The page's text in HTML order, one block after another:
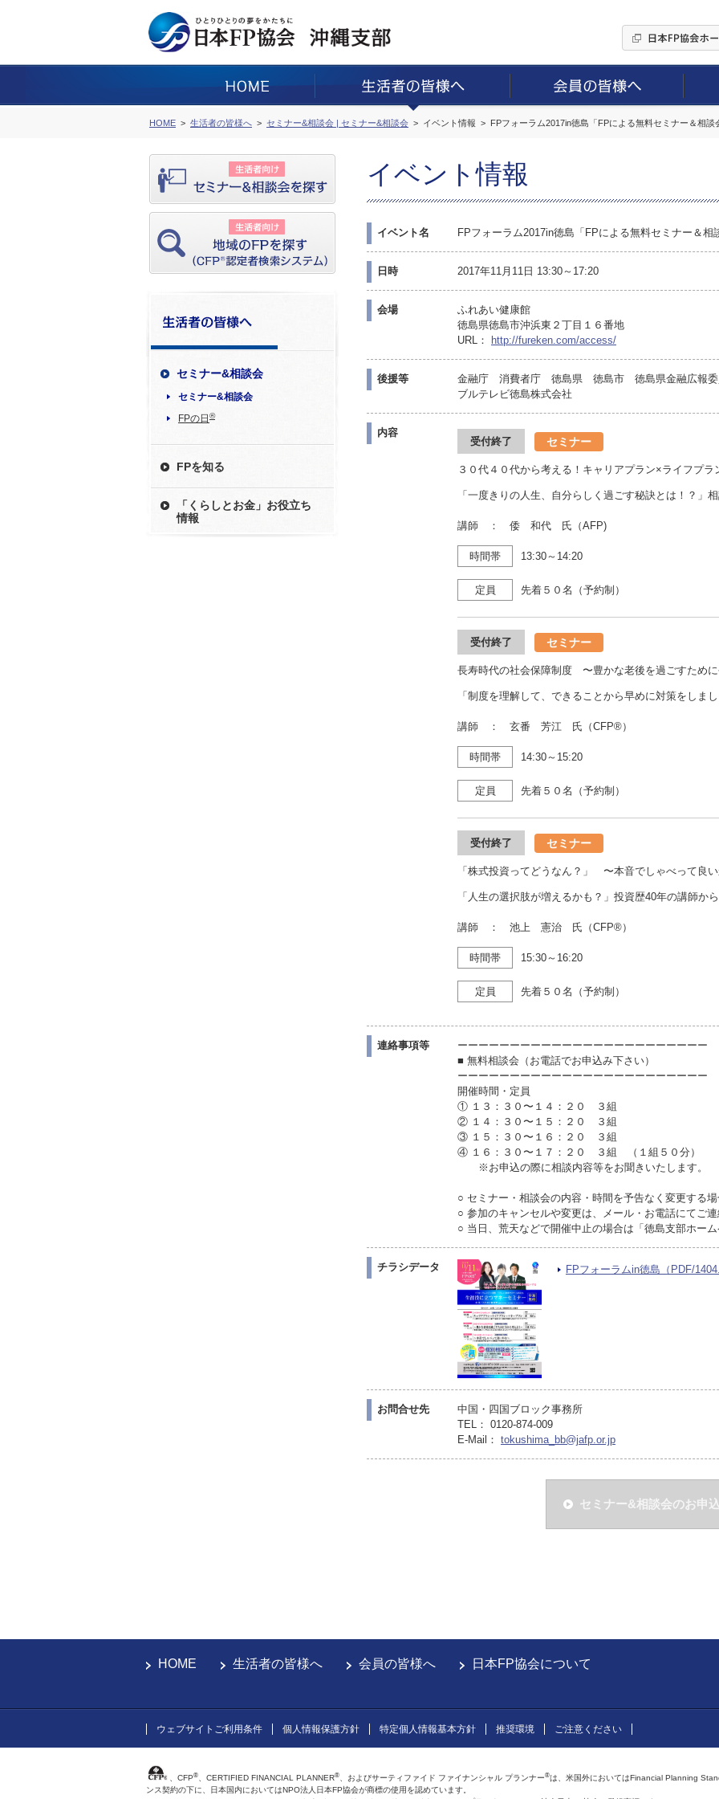
HOME 生活者の皆様へ セミナー&相談会 | セミナー&相談会 イベント情報 FPフォーラム2017in徳島「FPによる無料セミナー＆相談
セミナー&相談会
セミナー&相談会
FPの日 ®
FPを知る
「くらしとお金」お役立ち
情報
イベント情報
イベント名 FPフォーラム2017in徳島「FPによる無料セミナー＆相
日時 2017年11月11日 13:30～17:20
会場
ふれあい健康館
徳島県徳島市沖浜東２丁目１６番地
URL：
http://fureken.com/access/
後援等
金融庁 消費者庁 徳島県 徳島市 徳島県金融広報
ブルテレビ徳島株式会社
内容
受付終了 セミナー
３０代４０代から考える！キャリアプラン×ライフプラ
「一度きりの人生、自分らしく過ごす秘訣とは！？」
講師 ： 倭 和代 氏（AFP)
時間帯 13:30～14:20
定員 先着５０名（予約制）
受付終了 セミナー
長寿時代の社会保障制度 〜豊かな老後を過ごすため
「制度を理解して、できることから早めに対策をしま
講師 ： 玄番 芳江 氏（CFP®）
時間帯 14:30～15:20
定員 先着５０名（予約制）
受付終了 セミナー
「株式投資ってどうなん？」 〜本音でしゃべって良
「人生の選択肢が増えるかも？」投資歴40年の講師か
講師 ： 池上 憲治 氏（CFP®）
時間帯 15:30～16:20
定員 先着５０名（予約制）
連絡事項等
ーーーーーーーーーーーーーーーーーーーーーーーー
■ 無料相談会（お電話でお申込み下さい）
ーーーーーーーーーーーーーーーーーーーーーーーー
開催時間・定員
① １３：３０〜１４：２０ ３組
② １４：３０〜１５：２０ ３組
③ １５：３０〜１６：２０ ３組
④ １６：３０〜１７：２０ ３組 （１組５０分）
※お申込の際に相談内容等をお聞きいたします。
○ セミナー・相談会の内容・時間を予告なく変更する場
○ 参加のキャンセルや変更は、メール・お電話にてご連
○ 当日、荒天などで開催中止の場合は「徳島支部ホー
チラシデータ FPフォーラムin徳島（PDF/
お問合せ先
中国・四国ブロック事務所
TEL： 0120-874-009
E-Mail： tokushima_bb@jafp.or.jp
セミナー&相談会のお申
HOME 生活者の皆様へ 会員の皆様へ 日本FP協会について
ウェブサイトご利用条件 個人情報保護方針 特定個人情報基本方針 推奨環境 ご注意ください
、CFP®、CERTIFIED FINANCIAL PLANNER®、およびサーティファイド ファイナンシャル プランナー®は、米国外においてはFinancial Planning
ンス契約の下に、日本国内においてはNPO法人日本FP協会が商標の使用を認めています。